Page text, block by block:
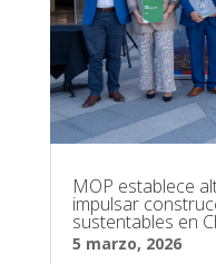
MOP establece
impulsar
sustentables en
5 marzo, 2026